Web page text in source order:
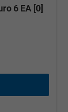
6 EA [0]